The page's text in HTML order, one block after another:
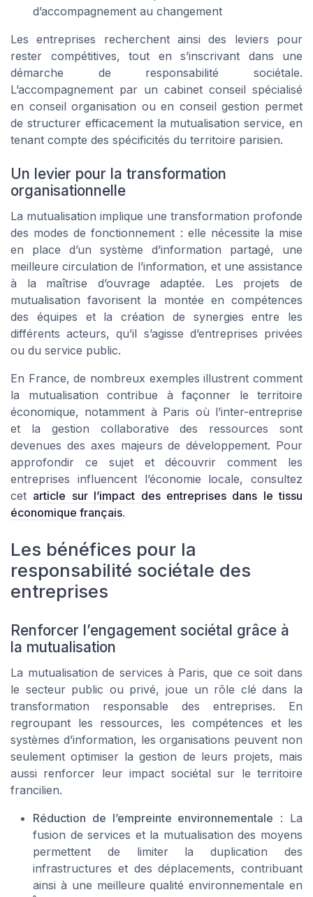
d’accompagnement au changement
Les entreprises recherchent ainsi des leviers pour
rester compétitives, tout en s’inscrivant dans une
démarche de responsabilité sociétale.
L’accompagnement par un cabinet conseil spécialisé
en conseil organisation ou en conseil gestion permet
de structurer efficacement la mutualisation service, en
tenant compte des spécificités du territoire parisien.
Un levier pour la transformation
organisationnelle
La mutualisation implique une transformation profonde
des modes de fonctionnement : elle nécessite la mise
en place d’un système d’information partagé, une
meilleure circulation de l’information, et une assistance
à la maîtrise d’ouvrage adaptée. Les projets de
mutualisation favorisent la montée en compétences
des équipes et la création de synergies entre les
différents acteurs, qu’il s’agisse d’entreprises privées
ou du service public.
En France, de nombreux exemples illustrent comment
la mutualisation contribue à façonner le territoire
économique, notamment à Paris où l’inter-entreprise
et la gestion collaborative des ressources sont
devenues des axes majeurs de développement. Pour
approfondir ce sujet et découvrir comment les
entreprises influencent l’économie locale, consultez
cet article sur l’impact des entreprises dans le tissu
économique français.
Les bénéfices pour la
responsabilité sociétale des
entreprises
Renforcer l’engagement sociétal grâce à
la mutualisation
La mutualisation de services à Paris, que ce soit dans
le secteur public ou privé, joue un rôle clé dans la
transformation responsable des entreprises. En
regroupant les ressources, les compétences et les
systèmes d’information, les organisations peuvent non
seulement optimiser la gestion de leurs projets, mais
aussi renforcer leur impact sociétal sur le territoire
francilien.
Réduction de l’empreinte environnementale : La
fusion de services et la mutualisation des moyens
permettent de limiter la duplication des
infrastructures et des déplacements, contribuant
ainsi à une meilleure qualité environnementale en